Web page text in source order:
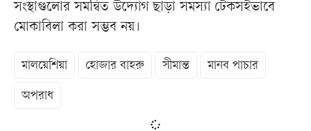
সংস্থাগুলোর সমন্বিত উদ্যোগ ছাড়া সমস্যা টেকসইভাবে
মোকাবিলা করা সম্ভব নয়।
মালয়েশিয়া হোজার বাহরু সীমান্ত মানব পাচার
অপরাধ